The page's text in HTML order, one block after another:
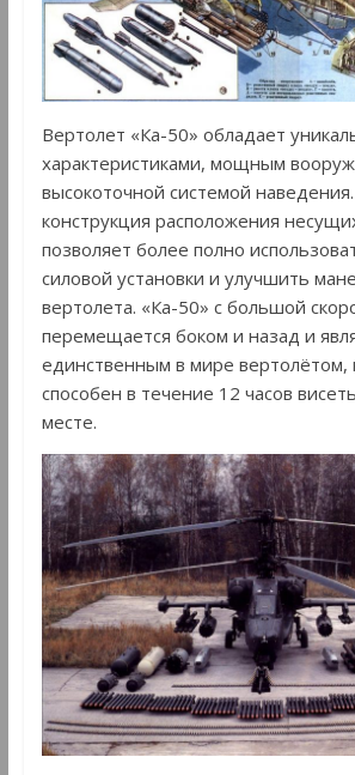
Вертолет «Ка-50» обладает
характеристиками, мощным
высокоточной системой
конструкция расположения
позволяет более полно
силовой установки и улучшить
вертолета. «Ка-50» с большой
перемещается боком и назад и
единственным в мире вертолётом,
способен в течение 12 часов
месте.